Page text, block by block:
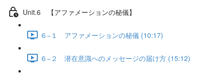
Unit.6 【アファメーションの秘儀】
６−１ アファメーションの秘儀 (10:17)
６−２ 潜在意識へのメッセージの届け方 (15:12)